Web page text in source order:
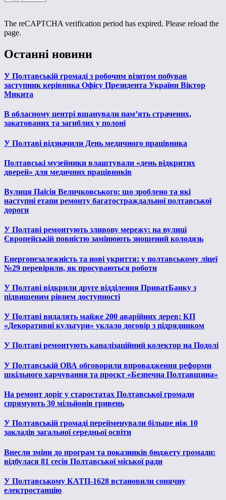
The reCAPTCHA verification period has expired. Please reload the
page.
Останні новини
У Полтавській громаді з робочим візитом побував
заступник керівника Офісу Президента України Віктор
Микита
В обласному центрі вшанували пам’ять страчених,
закатованих та загиблих у полоні
У Полтаві відзначили День медичного працівника
Полтавські музейники влаштували «день відкритих
дверей» для медичних працівників
Вулиця Паїсія Величковського: що зроблено та які
наступні етапи ремонту багатостраждальної полтавської
дороги
У Полтаві ремонтують зливову мережу: на вулиці
Європейській повністю замінюють зношений колодязь
Енергонезалежність та нові укриття: у полтавському ліцеї
№29 перевірили, як просуваються роботи
У Полтаві відкрили друге відділення ПриватБанку з
підвищеним рівнем доступності
У Полтаві видалять майже 200 аварійних дерев: КП
«Декоративні культури» уклало договір з підрядником
У Полтаві ремонтують каналізаційний колектор на Подолі
У Полтавській ОВА обговорили впровадження реформи
шкільного харчування та проєкт «Безпечна Полтавщина»
На ремонт доріг у старостатах Полтавської громади
спрямують 30 мільйонів гривень
У Полтавській громаді перейменували більше ніж 10
закладів загальної середньої освіти
Внесли зміни до програм та показників бюджету громади:
відбулася 81 сесія Полтавської міської ради
У Полтавському КАТП-1628 встановили сонячну
електростанцію